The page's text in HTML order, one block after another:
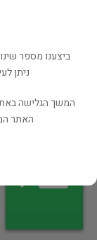
ביצענו מספר
ניתן
המשך הגלישה
האתר